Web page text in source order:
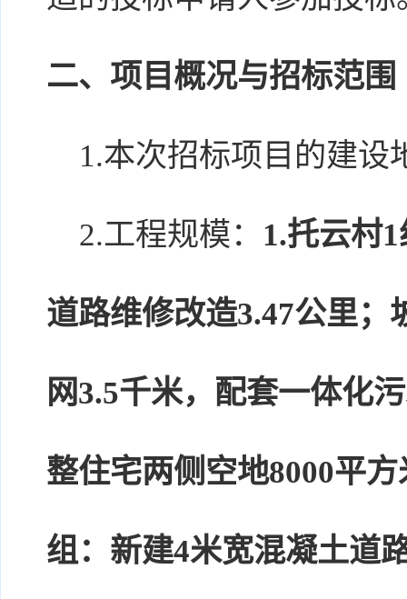
二、项目概况与招标范围
1.本次招标项目的建设
2.工程规模： 1.托云村
道路维修改造3.47公里；
网3.5千米，配套一体化
整住宅两侧空地8000平
组：新建4米宽混凝土道